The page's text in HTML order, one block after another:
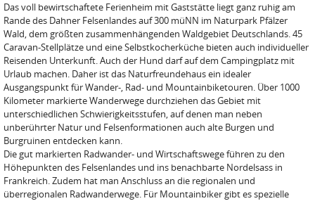
Das voll bewirtschaftete Ferienheim mit Gaststätte liegt ganz ruhig am
Rande des Dahner Felsenlandes auf 300 müNN im Naturpark Pfälzer
Wald, dem größten zusammenhängenden Waldgebiet Deutschlands. 45
Caravan-Stellplätze und eine Selbstkocherküche bieten auch individueller
Reisenden Unterkunft. Auch der Hund darf auf dem Campingplatz mit
Urlaub machen. Daher ist das Naturfreundehaus ein idealer
Ausgangspunkt für Wander-, Rad- und Mountainbiketouren. Über 1000
Kilometer markierte Wanderwege durchziehen das Gebiet mit
unterschiedlichen Schwierigkeitsstufen, auf denen man neben
unberührter Natur und Felsenformationen auch alte Burgen und
Burgruinen entdecken kann.
Die gut markierten Radwander- und Wirtschaftswege führen zu den
Höhepunkten des Felsenlandes und ins benachbarte Nordelsass in
Frankreich. Zudem hat man Anschluss an die regionalen und
überregionalen Radwanderwege. Für Mountainbiker gibt es spezielle